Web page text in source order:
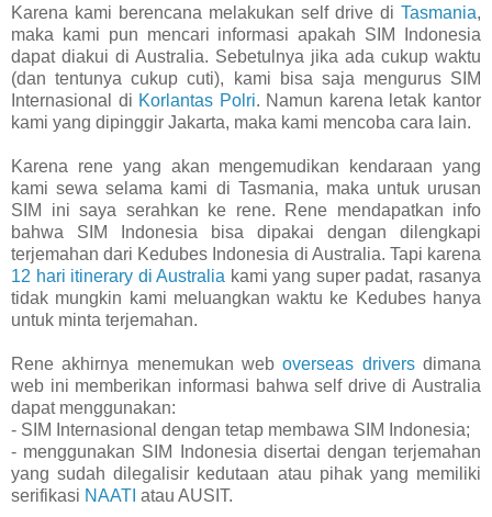
Karena kami berencana melakukan self drive di Tasmania,
maka kami pun mencari informasi apakah SIM Indonesia
dapat diakui di Australia. Sebetulnya jika ada cukup waktu
(dan tentunya cukup cuti), kami bisa saja mengurus SIM
Internasional di Korlantas Polri. Namun karena letak kantor
kami yang dipinggir Jakarta, maka kami mencoba cara lain.
Karena rene yang akan mengemudikan kendaraan yang
kami sewa selama kami di Tasmania, maka untuk urusan
SIM ini saya serahkan ke rene. Rene mendapatkan info
bahwa SIM Indonesia bisa dipakai dengan dilengkapi
terjemahan dari Kedubes Indonesia di Australia. Tapi karena
12 hari itinerary di Australia kami yang super padat, rasanya
tidak mungkin kami meluangkan waktu ke Kedubes hanya
untuk minta terjemahan.
Rene akhirnya menemukan weboverseas driversdimana
web ini memberikan informasi bahwa self drive di Australia
dapat menggunakan:
- SIM Internasional dengan tetap membawa SIM Indonesia;
- menggunakan SIM Indonesia disertai dengan terjemahan
yang sudah dilegalisir kedutaan atau pihak yang memiliki
serifikasi NAATI atau AUSIT.